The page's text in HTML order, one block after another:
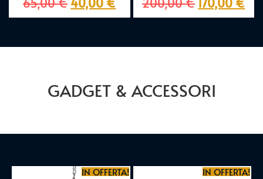
GADGET & ACCESSORI
IN OFFERTA! IN OFFERTA!